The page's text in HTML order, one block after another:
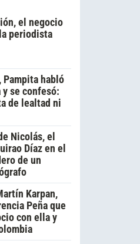
el negocio
periodista
Pampita habló
se confesó:
de lealtad ni
Nicolás, el
Díaz en el
de un
Karpan,
Peña que
con ella y